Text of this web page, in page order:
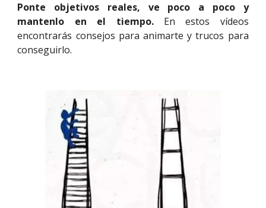
Ponte objetivos reales, ve poco a poco y
mantenlo en el tiempo.En estos vídeos
encontrarás consejos para animarte y trucos para
conseguirlo.